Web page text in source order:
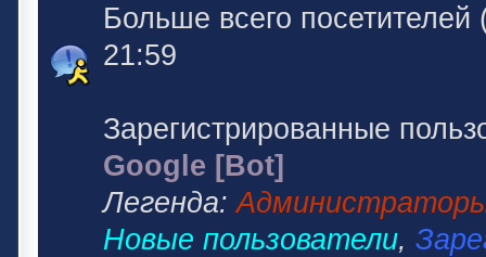
Больше всего посетителей
21:59
Зарегистрированные
Google [Bot]
Легенда:
Новые пользователи,